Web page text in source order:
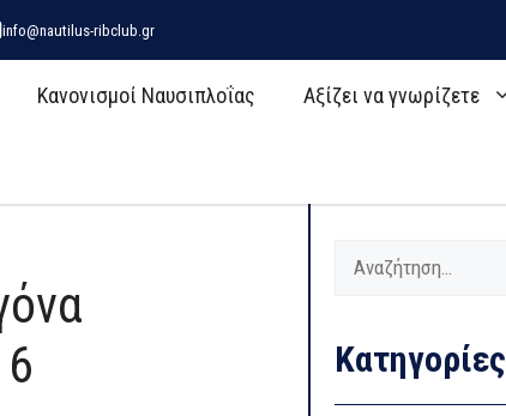
info@nautilus-ribclub.gr
Κανονισμοί Ναυσιπλοΐας Αξίζει να γνωρίζετε
Αναζήτηση
Kατηγορίες